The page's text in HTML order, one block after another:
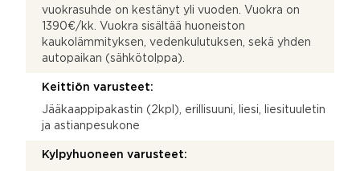
vuokrasuhde on kestänyt yli vuoden. Vuokra on
1390€/kk. Vuokra sisältää huoneiston
kaukolämmityksen, vedenkulutuksen, sekä yhden
autopaikan (sähkötolppa).
Keittiön varusteet:
Jääkaappipakastin (2kpl), erillisuuni, liesi, liesituuletin
ja astianpesukone
Kylpyhuoneen varusteet: